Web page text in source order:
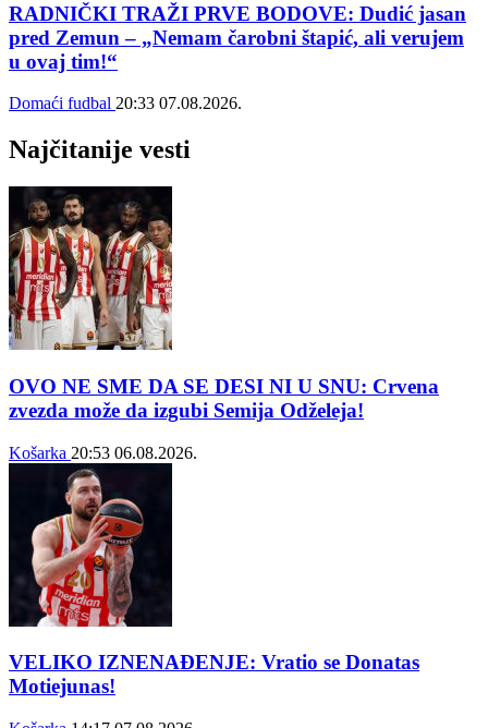
RADNIČKI TRAŽI PRVE BODOVE: Dudić jasan
pred Zemun – „Nemam čarobni štapić, ali verujem
u ovaj tim!“
Domaći fudbal 20:33 07.08.2026.
Najčitanije vesti
OVO NE SME DA SE DESI NI U SNU: Crvena
zvezda može da izgubi Semija Odželeja!
Košarka 20:53 06.08.2026.
VELIKO IZNENAĐENJE: Vratio se Donatas
Motiejunas!